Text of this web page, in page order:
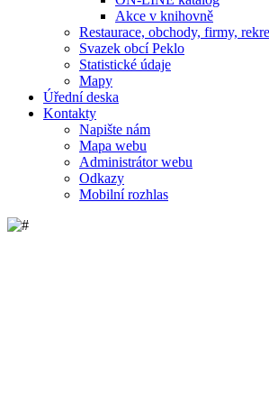
Akce v knihovně
Restaurace, obchody, firmy,
Svazek obcí Peklo
Statistické údaje
Mapy
Úřední deska
Kontakty
Napište nám
Mapa webu
Administrátor webu
Odkazy
Mobilní rozhlas